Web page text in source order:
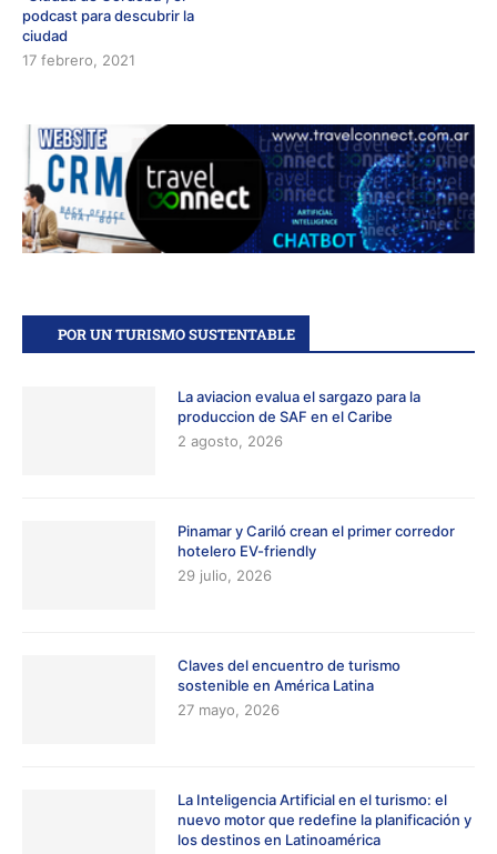
podcast para descubrir la
ciudad
17 febrero, 2021
POR UN TURISMO SUSTENTABLE
La aviacion evalua el sargazo para la
produccion de SAF en el Caribe
2 agosto, 2026
Pinamar y Cariló crean el primer corredor
hotelero EV-friendly
29 julio, 2026
Claves del encuentro de turismo
sostenible en América Latina
27 mayo, 2026
La Inteligencia Artificial en el turismo: el
nuevo motor que redefine la planificación y
los destinos en Latinoamérica